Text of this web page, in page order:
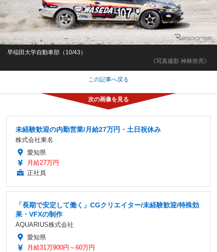
《写真撮影 神林崇亮》
早稲田大学自動車部（10/43）
この記事へ戻る
未経験歓迎の内勤営業/月給27万円・土日祝休み
株式会社東名
愛知県
月給27万円
正社員
「長期で安定して働く」CGクリエイター/未経験歓迎/特殊効
果・VFXの制作
AQUARIUS株式会社
愛知県
月給31万900円～60万円